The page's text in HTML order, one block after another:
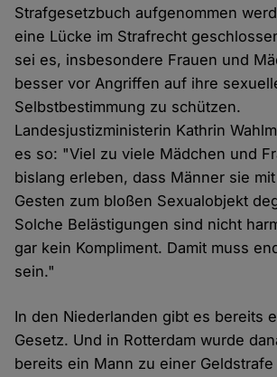
Strafgesetzbuch aufgenommen
eine Lücke im Strafrecht
sei es, insbesondere Frauen und
besser vor Angriffen auf ihre
Selbstbestimmung zu schützen.
Landesjustizministerin Kathrin
es so: "Viel zu viele Mädchen und
bislang erleben, dass Männer sie
Gesten zum bloßen Sexualobjekt
Solche Belästigungen sind nicht
gar kein Kompliment. Damit muss
sein."
In den Niederlanden gibt es bereits
Gesetz. Und in Rotterdam wurde
bereits ein Mann zu einer